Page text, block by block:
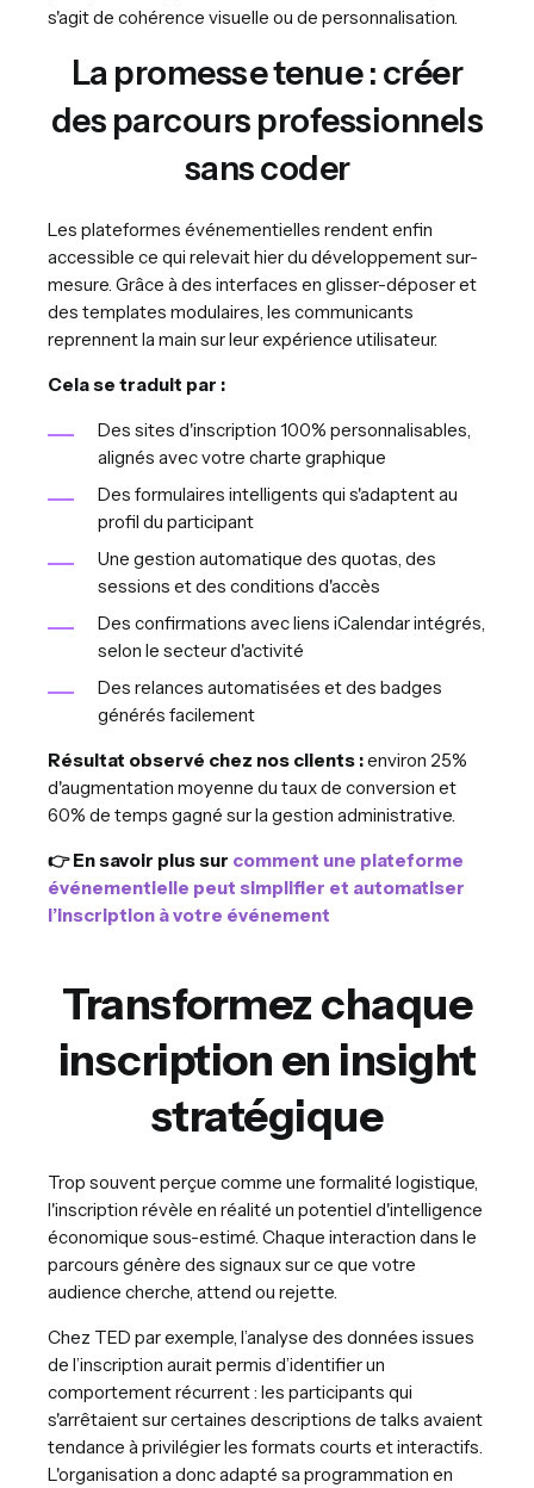
s'agit de cohérence visuelle ou de personnalisation.
La promesse tenue : créer
des parcours professionnels
sans coder
Les plateformes événementielles rendent enfin
accessible ce qui relevait hier du développement sur-
mesure. Grâce à des interfaces en glisser-déposer et
des templates modulaires, les communicants
reprennent la main sur leur expérience utilisateur.
Cela se traduit par :
Des sites d'inscription 100% personnalisables,
alignés avec votre charte graphique
Des formulaires intelligents qui s'adaptent au
profil du participant
Une gestion automatique des quotas, des
sessions et des conditions d'accès
Des confirmations avec liens iCalendar intégrés,
selon le secteur d'activité
Des relances automatisées et des badges
générés facilement
Résultat observé chez nos clients :environ 25%
d'augmentation moyenne du taux de conversion et
60% de temps gagné sur la gestion administrative.
👉 En savoir plus sur comment une plateforme
événementielle peut simplifier et automatiser
l’inscription à votre événement
Transformez chaque
inscription en insight
stratégique
Trop souvent perçue comme une formalité logistique,
l'inscription révèle en réalité un potentiel d'intelligence
économique sous-estimé. Chaque interaction dans le
parcours génère des signaux sur ce que votre
audience cherche, attend ou rejette.
Chez TED par exemple, l’analyse des données issues
de l’inscription aurait permis d’identifier un
comportement récurrent : les participants qui
s'arrêtaient sur certaines descriptions de talks avaient
tendance à privilégier les formats courts et interactifs.
L'organisation a donc adapté sa programmation en